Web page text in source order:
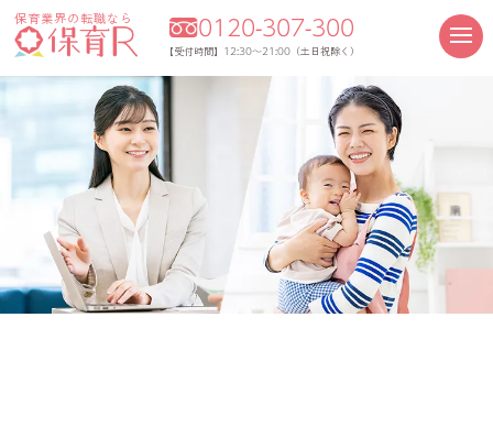
保育業界の転職なら 0120-307-300
【受付時間】 12:30～21:00 （土日祝除く）